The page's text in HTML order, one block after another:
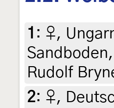
1 : ♀,
Rudolf
2: ♀,